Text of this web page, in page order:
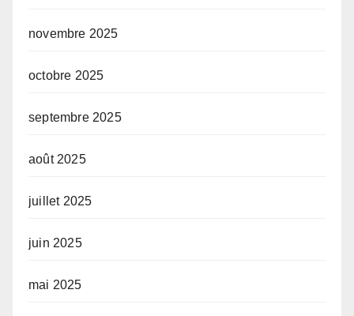
novembre 2025
octobre 2025
septembre 2025
août 2025
juillet 2025
juin 2025
mai 2025